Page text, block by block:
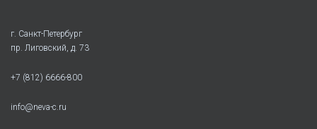
г. Санкт-Петербург
пр. Лиговский, д. 73
+7 (812) 6666-800
info@neva-c.ru